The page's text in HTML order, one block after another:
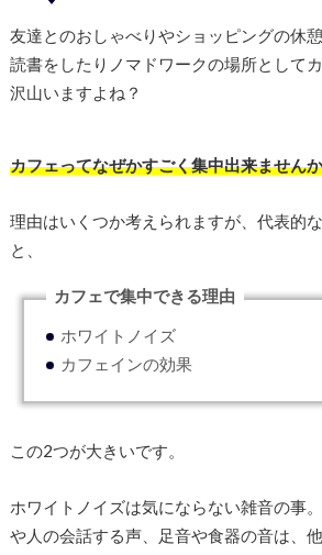
友達とのおしゃべりやショッピングの休
読書をしたりノマドワークの場所として
沢山いますよね？
カフェってなぜかすごく集中出来ません
理由はいくつか考えられますが、代表的
と、
カフェで集中できる理由
ホワイトノイズ
カフェインの効果
この2つが大きいです。
ホワイトノイズは気にならない雑音の事
や人の会話する声、足音や食器の音は、